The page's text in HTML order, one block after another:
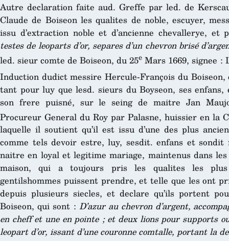
Autre declaration faite aud. Greffe par led. de
Claude de Boiseon les qualites de noble, escuyer,
issu d’extraction noble et d’ancienne chevallerye,
testes de leoparts d’or, separes d’un chevron brisé
led. sieur comte de Boiseon, du 25e Mars 1669, signee :
Induction dudict messire Hercule-François du
tant pour luy que lesd. sieurs du Boyseon, ses
son frere puisné, sur le seing de maitre Jan
Procureur General du Roy par Palasne, huissier en la
laquelle il soutient qu’il est issu d’une des plus
comme tels devoir estre, luy, sesdit. enfans et
naitre en loyal et legitime mariage, maintenus dans les
maison, qui a toujours pris les qualites les plus
gentilshommes puissent prendre, et telle que les ont
depuis plusieurs siecles, et declare qu’ils portent
Boiseon, qui sont : D’azur au chevron d’argent,
en cheff et une en pointe ; et deux lions pour supports
leopart d’or, issant d’une couronne comtalle, portant la